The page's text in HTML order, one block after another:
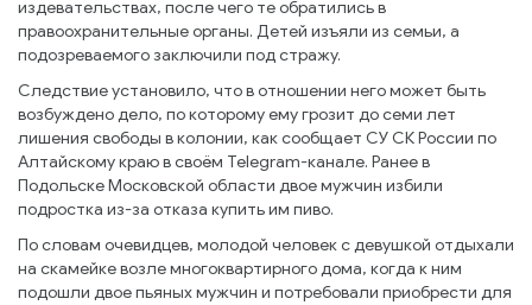
издевательствах, после чего те обратились в
правоохранительные органы. Детей изъяли из семьи, а
подозреваемого заключили под стражу.
Следствие установило, что в отношении него может быть
возбуждено дело, по которому ему грозит до семи лет
лишения свободы в колонии, как сообщает СУ СК России по
Алтайскому краю в своём Telegram-канале. Ранее в
Подольске Московской области двое мужчин избили
подростка из-за отказа купить им пиво.
По словам очевидцев, молодой человек с девушкой отдыхали
на скамейке возле многоквартирного дома, когда к ним
подошли двое пьяных мужчин и потребовали приобрести для